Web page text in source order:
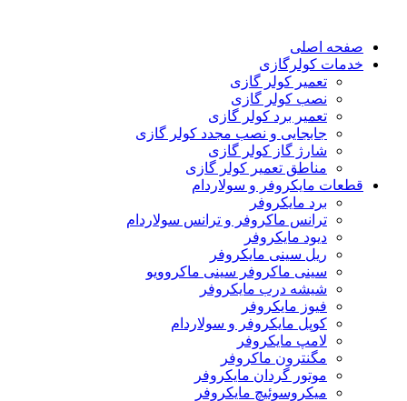
صفحه اصلی
خدمات کولرگازی
تعمیر کولر گازی
نصب کولر گازی
تعمیر برد کولر گازی
جابجایی و نصب مجدد کولر گازی
شارژ گاز کولر گازی
مناطق تعمیر کولر گازی
قطعات مایکروفر و سولاردام
برد مایکروفر
ترانس ماکروفر و ترانس سولاردام
دیود مایکروفر
ریل سینی مایکروفر
سینی ماکروفر سینی ماکروویو
شیشه درب مایکروفر
فیوز مایکروفر
کوپل مایکروفر و سولاردام
لامپ مایکروفر
مگنترون ماکروفر
موتور گردان مایکروفر
میکروسوئیچ مایکروفر